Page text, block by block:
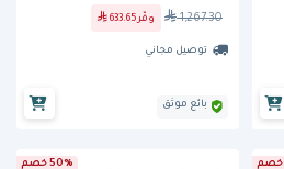
1,267.30 وفّر 633.65
توصيل مجاني
بائع موثق
50% خصم